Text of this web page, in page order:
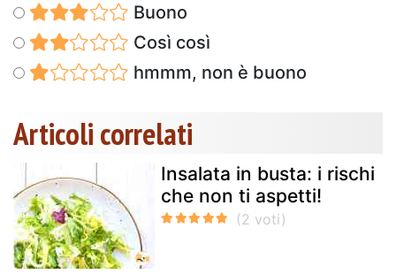
Buono
Così così
hmmm, non è buono
Articoli correlati
Insalata in busta: i rischi
che non ti aspetti!